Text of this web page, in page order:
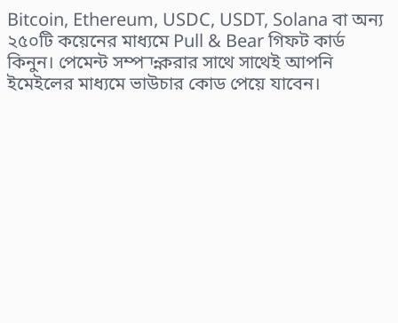
Bitcoin, Ethereum, USDC, USDT, Solana বা অন্য
২৫০টি কয়েনের মাধ্যমে Pull & Bear গিফট কার্ড
কিনুন। পেমেন্ট সম্পন্ন করার সাথে সাথেই আপনি
ইমেইলের মাধ্যমে ভাউচার কোড পেয়ে যাবেন।